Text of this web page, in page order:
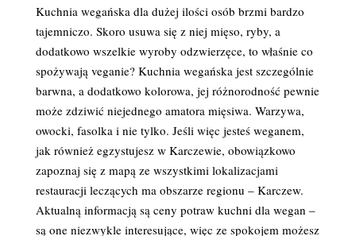
Kuchnia wegańska dla dużej ilości osób brzmi bardzo
tajemniczo. Skoro usuwa się z niej mięso, ryby, a
dodatkowo wszelkie wyroby odzwierzęce, to właśnie co
spożywają veganie? Kuchnia wegańska jest szczególnie
barwna, a dodatkowo kolorowa, jej różnorodność pewnie
może zdziwić niejednego amatora mięsiwa. Warzywa,
owocki, fasolka i nie tylko. Jeśli więc jesteś weganem,
jak również egzystujesz w Karczewie, obowiązkowo
zapoznaj się z mapą ze wszystkimi lokalizacjami
restauracji leczących ma obszarze regionu – Karczew.
Aktualną informacją są ceny potraw kuchni dla wegan –
są one niezwykle interesujące, więc ze spokojem możesz